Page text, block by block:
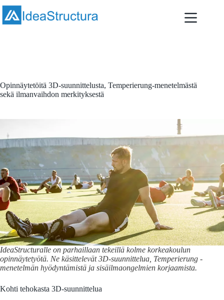
Skip
content
Opinnäytetöitä 3D-suunnittelusta, Temperierung-menetelmästä
sekä ilmanvaihdon merkityksestä
IdeaStructuralle on parhaillaan tekeillä kolme korkeakoulun
opinnäytetyötä. Ne käsittelevät 3D-suunnittelua, Temperierung -
menetelmän hyödyntämistä ja sisäilmaongelmien korjaamista.
Kohti tehokasta 3D-suunnittelua